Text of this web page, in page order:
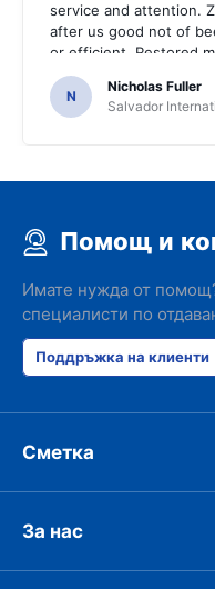
service and attention.
after us good not of
or efficient. Restored
rental staff
N
Nicholas Fuller
Salvador
Помощ и
Имате нужда от
специалисти по
Поддръжка на клиенти
Сметка
За нас